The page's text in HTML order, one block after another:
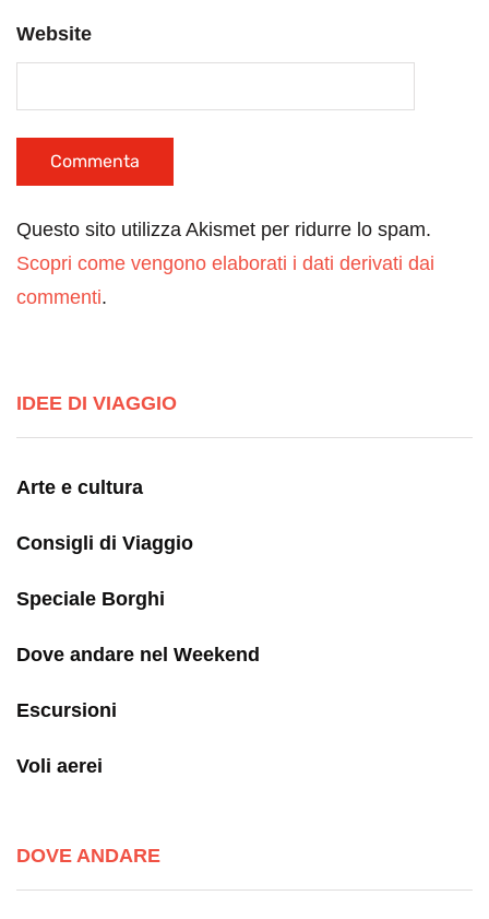
Website
Questo sito utilizza Akismet per ridurre lo spam.
Scopri come vengono elaborati i dati derivati dai
commenti.
IDEE DI VIAGGIO
Arte e cultura
Consigli di Viaggio
Speciale Borghi
Dove andare nel Weekend
Escursioni
Voli aerei
DOVE ANDARE